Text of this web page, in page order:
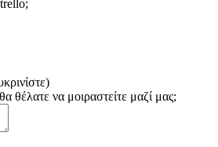
θέλατε να μοιραστείτε μαζί μας;